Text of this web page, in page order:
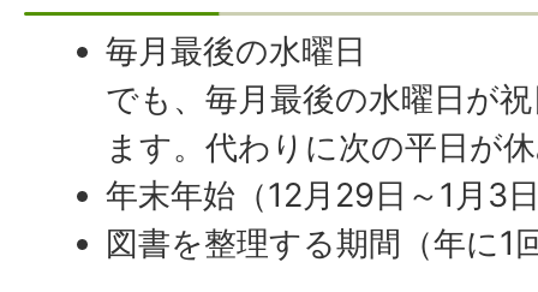
毎月最後の水曜日
でも、毎月最後の水曜日が
ます。代わりに次の平日が
年末年始（12月29日～1月3
図書を整理する期間（年に1